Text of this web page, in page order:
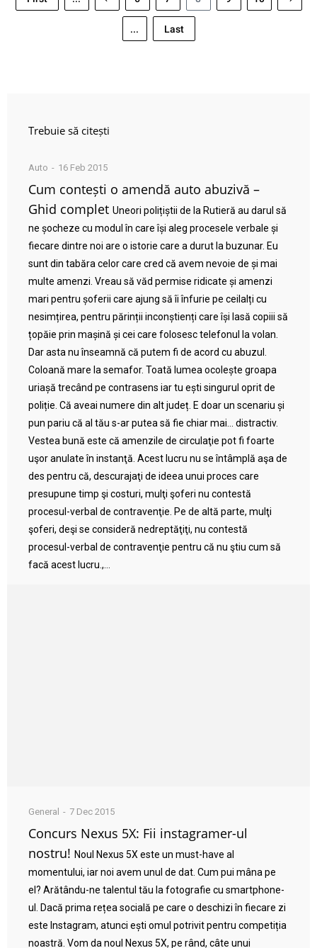
... Last
Trebuie să citești
Auto 16 Feb 2015
Cum contești o amendă auto abuzivă –
Ghid complet Uneori polițiștii de la Rutieră au darul să
ne șocheze cu modul în care își aleg procesele verbale și
fiecare dintre noi are o istorie care a durut la buzunar. Eu
sunt din tabăra celor care cred că avem nevoie de și mai
multe amenzi. Vreau să văd permise ridicate și amenzi
mari pentru șoferii care ajung să îi înfurie pe ceilalți cu
nesimțirea, pentru părinții inconștienți care își lasă copiii să
țopăie prin mașină și cei care folosesc telefonul la volan.
Dar asta nu înseamnă că putem fi de acord cu abuzul.
Coloană mare la semafor. Toată lumea ocolește groapa
uriașă trecând pe contrasens iar tu ești singurul oprit de
poliție. Că aveai numere din alt județ. E doar un scenariu și
pun pariu că al tău s-ar putea să fie chiar mai… distractiv.
Vestea bună este că amenzile de circulaţie pot fi foarte
uşor anulate în instanţă. Acest lucru nu se întâmplă aşa de
des pentru că, descurajaţi de ideea unui proces care
presupune timp şi costuri, mulţi şoferi nu contestă
procesul-verbal de contravenţie. Pe de altă parte, mulţi
şoferi, deşi se consideră nedreptăţiţi, nu contestă
procesul-verbal de contravenţie pentru că nu ştiu cum să
facă acest lucru.,...
General 7 Dec 2015
Concurs Nexus 5X: Fii instagramer-ul
nostru! Noul Nexus 5X este un must-have al
momentului, iar noi avem unul de dat. Cum pui mâna pe
el? Arătându-ne talentul tău la fotografie cu smartphone-
ul. Dacă prima rețea socială pe care o deschizi în fiecare zi
este Instagram, atunci ești omul potrivit pentru competiția
noastră. Vom da noul Nexus 5X, pe rând, câte unui